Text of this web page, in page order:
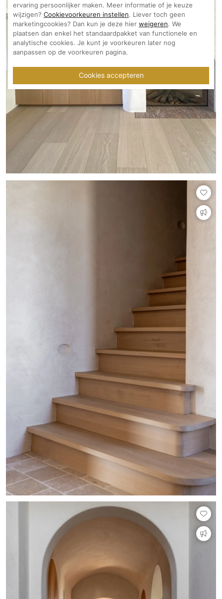
ervaring persoonlijker maken. Meer informatie of je keuze
wijzigen? Cookievoorkeuren instellen. Liever toch geen
marketingcookies? Dan kun je deze hier weigeren. We
plaatsen dan enkel het standaardpakket van functionele en
analytische cookies. Je kunt je voorkeuren later nog
aanpassen op de voorkeuren pagina.
Cookies accepteren